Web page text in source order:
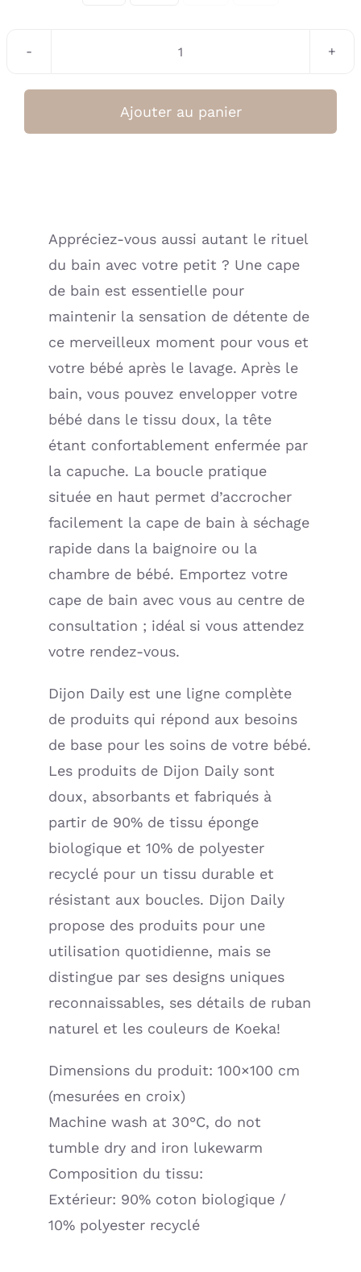
quantité
T-
Ajouter au panier
Appréciez-vous aussi autant le rituel
du bain avec votre petit ? Une cape
de bain est essentielle pour
maintenir la sensation de détente de
ce merveilleux moment pour vous et
votre bébé après le lavage. Après le
bain, vous pouvez envelopper votre
bébé dans le tissu doux, la tête
étant confortablement enfermée par
la capuche. La boucle pratique
située en haut permet d’accrocher
facilement la cape de bain à séchage
rapide dans la baignoire ou la
chambre de bébé. Emportez votre
cape de bain avec vous au centre de
consultation ; idéal si vous attendez
votre rendez-vous.
Dijon Daily est une ligne complète
de produits qui répond aux besoins
de base pour les soins de votre bébé.
Les produits de Dijon Daily sont
doux, absorbants et fabriqués à
partir de 90% de tissu éponge
biologique et 10% de polyester
recyclé pour un tissu durable et
résistant aux boucles. Dijon Daily
propose des produits pour une
utilisation quotidienne, mais se
distingue par ses designs uniques
reconnaissables, ses détails de ruban
naturel et les couleurs de Koeka!
Dimensions du produit: 100×100 cm
(mesurées en croix)
Machine wash at 30°C, do not
tumble dry and iron lukewarm
Composition du tissu:
Extérieur: 90% coton biologique /
10% polyester recyclé